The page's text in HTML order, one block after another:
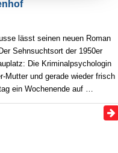
lässt seinen neuen Roman
Sehnsuchtsort der 1950er
Die Kriminalpsychologin
Mutter und gerade wieder frisch
ein Wochenende auf …